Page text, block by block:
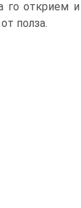
открием и
полза.